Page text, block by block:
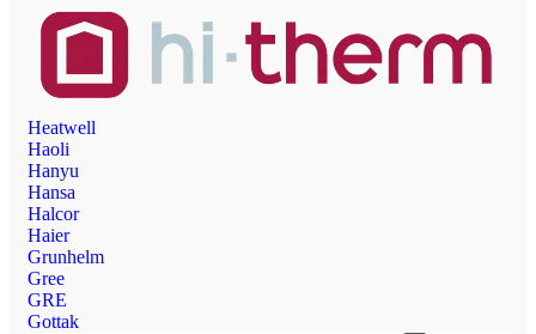
Heatwell
Haoli
Hanyu
Hansa
Halcor
Haier
Grunhelm
Gree
GRE
Gottak